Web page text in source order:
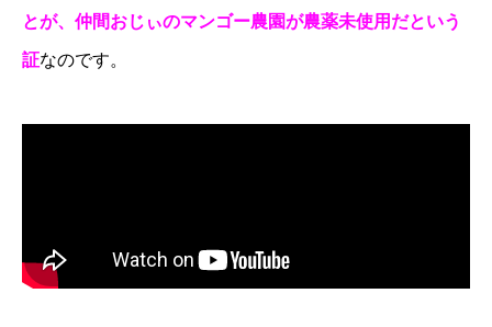
とが、仲間おじぃのマンゴー農園が農薬未使用だという
証なのです。